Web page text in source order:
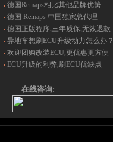
德国Remaps相比其他品牌优势
德国 Remaps 中国独家总代理
德国正版程序,三年质保,无效退款
异地车想刷ECU升级动力怎么办？
欢迎团购改装ECU,更优惠更方便
ECU升级的利弊,刷ECU优缺点
在线咨询: